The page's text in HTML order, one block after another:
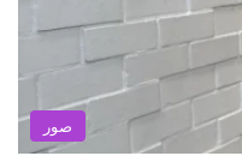
صور